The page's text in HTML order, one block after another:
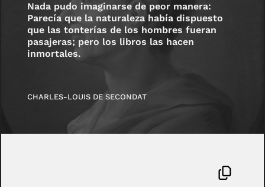
Nada pudo imaginarse de peor manera:
Parecía que la naturaleza había dispuesto
que las tonterías de los hombres fueran
pasajeras; pero los libros las hacen
inmortales.
CHARLES-LOUIS DE SECONDAT